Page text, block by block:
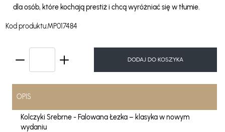
dla osób, które kochają prestiż i chcą wyróżniać się w tłumie.
Kod produktu:MP017484
DODAJ DO KOSZYKA
OPIS
Kolczyki Srebrne - Falowana Łezka – klasyka w nowym
wydaniu